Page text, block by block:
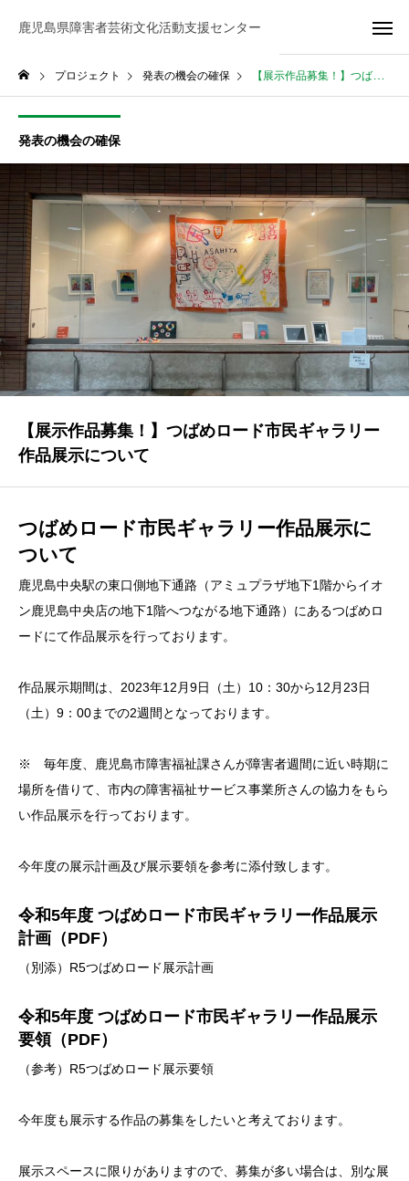
鹿児島県障害者芸術文化活動支援センター
プロジェクト 発表の機会の確保 【展示作品募集！】つばめロード市民ギャラリー作品展示について
発表の機会の確保
【展示作品募集！】つばめロード市民ギャラリー
作品展示について
つばめロード市民ギャラリー作品展示に
ついて
鹿児島中央駅の東口側地下通路（アミュプラザ地下1階からイオ
ン鹿児島中央店の地下1階へつながる地下通路）にあるつばめロ
ードにて作品展示を行っております。
作品展示期間は、2023年12月9日（土）10：30から12月23日
（土）9：00までの2週間となっております。
※ 毎年度、鹿児島市障害福祉課さんが障害者週間に近い時期に
場所を借りて、市内の障害福祉サービス事業所さんの協力をもら
い作品展示を行っております。
今年度の展示計画及び展示要領を参考に添付致します。
令和5年度 つばめロード市民ギャラリー作品展示
計画（PDF）
（別添）R5つばめロード展示計画
令和5年度 つばめロード市民ギャラリー作品展示
要領（PDF）
（参考）R5つばめロード展示要領
今年度も展示する作品の募集をしたいと考えております。
展示スペースに限りがありますので、募集が多い場合は、別な展